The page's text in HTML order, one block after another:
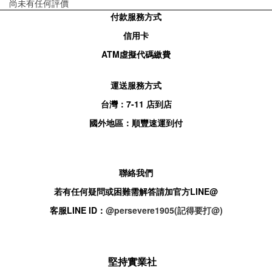
尚未有任何評價
付款服務方式
信用卡
ATM虛擬代碼繳費
運送服務方式
台灣： 7-11 店到店
國外地區：順豐速運到付
聯絡我們
若有任何疑問或困難需解答請加官方LINE@
客服LINE ID： @persevere1905(記得要打@)
堅持實業社